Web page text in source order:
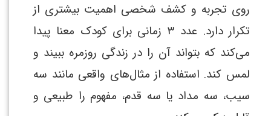
روی تجربه و کشف شخصی اهمیت بیشتری از
تکرار دارد. عدد ۳ زمانی برای کودک معنا پیدا
می‌کند که بتواند آن را در زندگی روزمره ببیند و
لمس کند. استفاده از مثال‌های واقعی مانند سه
سیب، سه مداد یا سه قدم، مفهوم را طبیعی و